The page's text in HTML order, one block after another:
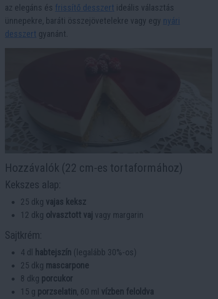
az elegáns és frissítő desszert ideális választás
ünnepekre, baráti összejövetelekre vagy egy nyári
desszert gyanánt.
Hozzávalók (22 cm-es tortaformához)
Kekszes alap:
25 dkg vajas keksz
12 dkg olvasztott vaj vagy margarin
Sajtkrém:
4 dl habtejszín (legalább 30%-os)
25 dkg mascarpone
8 dkg porcukor
15 g porzselatin, 60 ml vízben feloldva